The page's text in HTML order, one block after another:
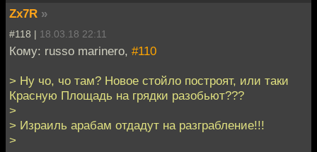
Zx7R »
#118 | 18.03.18 22:11
Кому: russo marinero, #110
> Ну чо, чо там? Новое стойло построят, или таки
Красную Площадь на грядки разобьют???
>
> Израиль арабам отдадут на разграбление!!!
>